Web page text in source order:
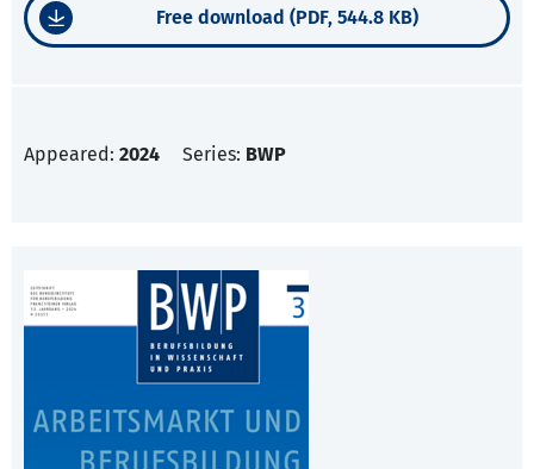
Free download (PDF, 544.8 KB)
Appeared: 2024 Series: BWP